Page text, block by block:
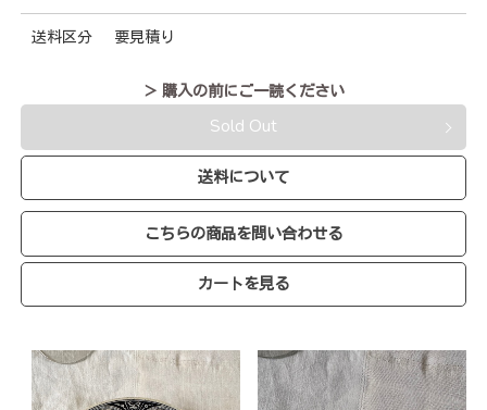
送料区分 要見積り
＞ 購入の前にご一読ください
Sold Out
送料について
こちらの商品を問い合わせる
カートを見る